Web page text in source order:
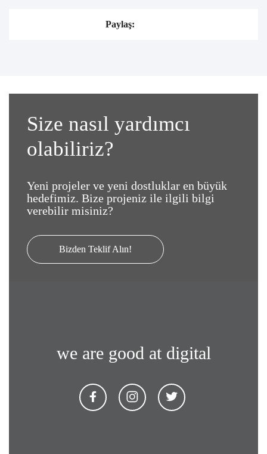
Paylaş:
Size nasıl yardımcı
olabiliriz?
Yeni projeler ve yeni dostluklar en büyük
hedefimiz. Bize projeniz ile ilgili bilgi
verebilir misiniz?
Bizden Teklif Alın!
we are good at digital